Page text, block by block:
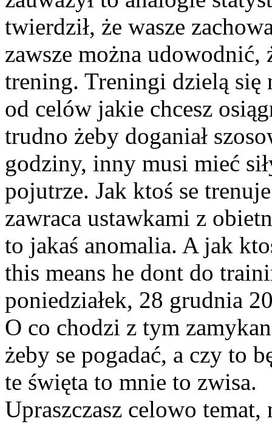
twierdził, że wasze
zawsze można
trening. Treningi dzielą się
od celów jakie chcesz
trudno żeby doganiał
godziny, inny musi mieć
pojutrze. Jak ktoś se
zawraca ustawkami z
to jakaś anomalia. A jak
this means he dont do
poniedziałek, 28 grudnia
O co chodzi z tym
żeby se pogadać, a czy to
te święta to mnie to zwisa.
Upraszczasz celowo